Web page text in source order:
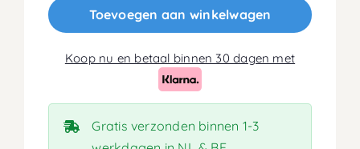
Koudschuim
20cm
aantal
Toevoegen aan winkelwagen
Koop nu en betaal binnen 30 dagen met
Gratis verzonden binnen 1-3